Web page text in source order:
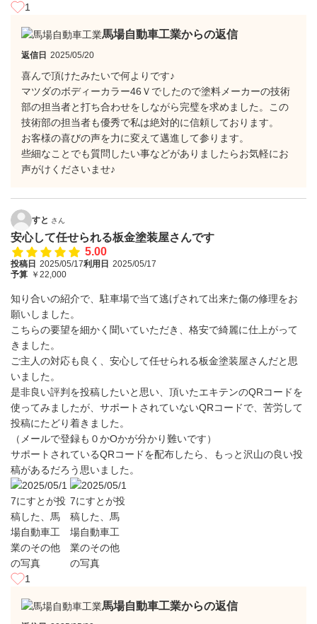
1
馬場自動車工業からの返信
返信日 2025/05/20
喜んで頂けたみたいで何よりです♪
マツダのボディーカラー46Ｖでしたので塗料メーカーの技術
部の担当者と打ち合わせをしながら完璧を求めました。この
技術部の担当者も優秀で私は絶対的に信頼しております。
お客様の喜びの声を力に変えて邁進して参ります。
些細なことでも質問したい事などがありましたらお気軽にお
声がけくださいませ♪
すと さん
安心して任せられる板金塗装屋さんです
5.00
投稿日 2025/05/17利用日 2025/05/17
予算 ￥22,000
知り合いの紹介で、駐車場で当て逃げされて出来た傷の修理をお
願いしました。
こちらの要望を細かく聞いていただき、格安で綺麗に仕上がって
きました。
ご主人の対応も良く、安心して任せられる板金塗装屋さんだと思
いました。
是非良い評判を投稿したいと思い、頂いたエキテンのQRコードを
使ってみましたが、サポートされていないQRコードで、苦労して
投稿にたどり着きました。
（メールで登録も０かOかが分かり難いです）
サポートされているQRコードを配布したら、もっと沢山の良い投
稿があるだろう思いました。
1
馬場自動車工業からの返信